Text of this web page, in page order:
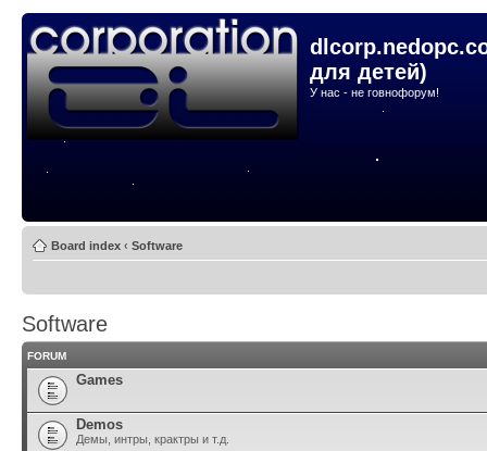
для детей)
У нас - не говнофорум!
Board index ‹ Software
Software
FORUM
Games
Demos
Демы, интры, крактры и т.д.